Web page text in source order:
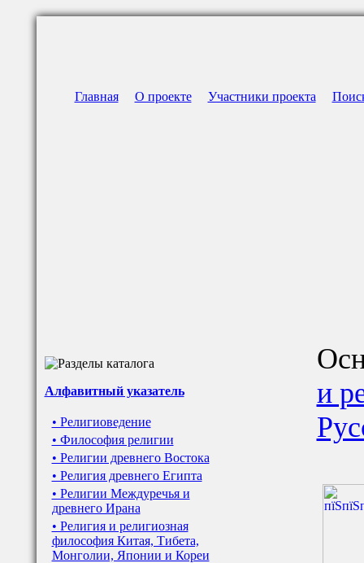
Главная О проекте Участники проекта
Алфавитный указатель
• Религиоведение
• Философия религии
• Религии древнего Востока
• Религия древнего Египта
• Религии Междуречья и
древнего Ирана
• Религия и религиозная
философия Китая, Тибета,
Монголии, Японии и Кореи
и